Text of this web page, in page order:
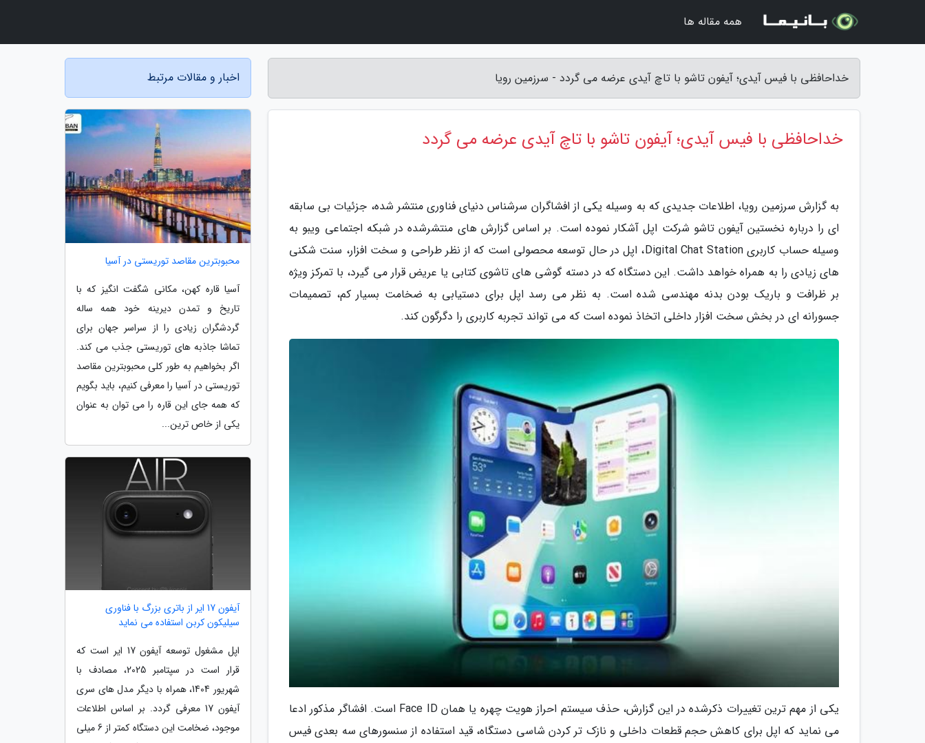
خداحافظی با فیس آیدی؛ آیفون تاشو با تاچ آیدی عرضه می گردد - سرزمین رویا
خداحافظی با فیس آیدی؛ آیفون تاشو با تاچ آیدی عرضه می گردد
به گزارش سرزمین رویا، اطلاعات جدیدی که به وسیله یکی از افشاگران سرشناس دنیای فناوری منتشر شده، جزئیات بی سابقه
ای را درباره نخستین آیفون تاشو شرکت اپل آشکار نموده است. بر اساس گزارش های منتشرشده در شبکه اجتماعی ویبو به
وسیله حساب کاربری Digital Chat Station، اپل در حال توسعه محصولی است که از نظر طراحی و سخت افزار، سنت شکنی
های زیادی را به همراه خواهد داشت. این دستگاه که در دسته گوشی های تاشوی کتابی یا عریض قرار می گیرد، با تمرکز ویژه
بر ظرافت و باریک بودن بدنه مهندسی شده است. به نظر می رسد اپل برای دستیابی به ضخامت بسیار کم، تصمیمات
جسورانه ای در بخش سخت افزار داخلی اتخاذ نموده است که می تواند تجربه کاربری را دگرگون کند.
یکی از مهم ترین تغییرات ذکرشده در این گزارش، حذف سیستم احراز هویت چهره یا همان Face ID است. افشاگر مذکور ادعا
می نماید که اپل برای کاهش حجم قطعات داخلی و نازک تر کردن شاسی دستگاه، قید استفاده از سنسورهای سه بعدی فیس
اخبار و مقالات مرتبط
محبوبترین مقاصد توریستی در آسیا
آسیا قاره کهن، مکانی شگفت انگیز که با
تاریخ و تمدن دیرینه خود همه ساله
گردشگران زیادی را از سراسر جهان برای
تماشا جاذبه های توریستی جذب می کند.
اگر بخواهیم به طور کلی محبوبترین مقاصد
توریستی در آسیا را معرفی کنیم، باید بگویم
که همه جای این قاره را می توان به عنوان
یکی از خاص ترین...
آیفون 17 ایر از باتری بزرگ با فناوری
سیلیکون کربن استفاده می نماید
اپل مشغول توسعه آیفون 17 ایر است که
قرار است در سپتامبر 2025، مصادف با
شهریور 1404، همراه با دیگر مدل های سری
آیفون 17 معرفی گردد. بر اساس اطلاعات
موجود، ضخامت این دستگاه کمتر از 6 میلی
همه مقاله ها